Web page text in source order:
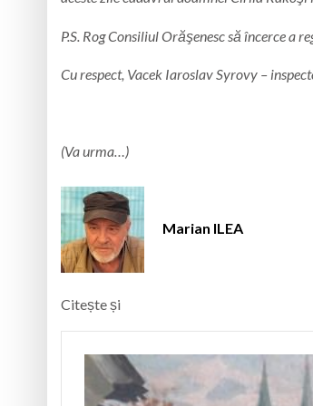
P.S. Rog Consiliul Orăşenesc să încerce a
Cu respect, Vacek Iaroslav Syrovy –
(Va urma…)
Marian ILEA
Citește și